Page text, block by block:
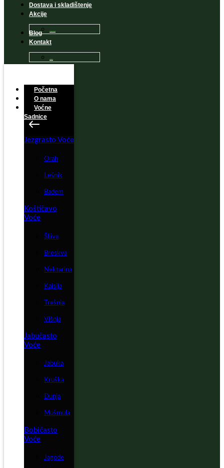
Dostava i skladištenje
Akcije
Blog
Kontakt
Početna
O nama
Voćne
Sadnice
Jezgrasto Voće
Orah
Lešnik
Badem
Koštičavo
Voće
Šljiva
Breskva
Nektarina
Kajsija
Trešnja
Višnja
Jabučasto
Voće
Jabuka
Kruška
Dunja
Mušmula
Bobičasto
Voće
Jagode